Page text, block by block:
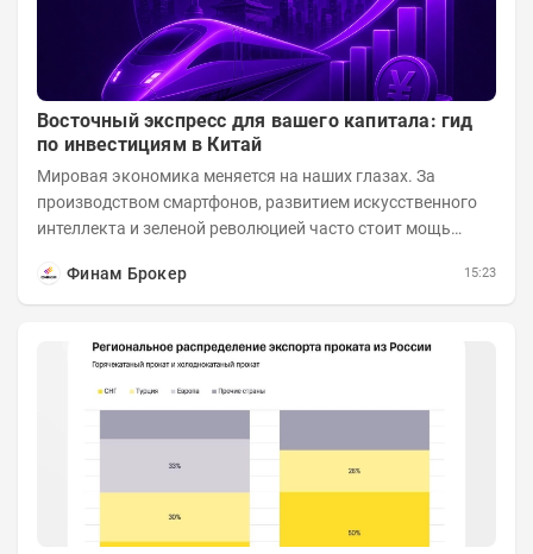
Восточный экспресс для вашего капитала: гид
по инвестициям в Китай
Мировая экономика меняется на наших глазах. За
производством смартфонов, развитием искусственного
интеллекта и зеленой революцией часто стоит мощь
Финам Брокер
15:23